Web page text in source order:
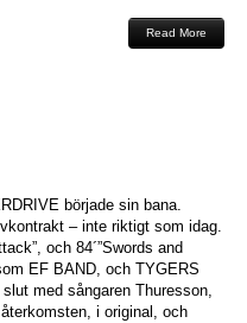
Read More
började sin bana.
– inte riktigt som idag.
och 84´”Swords and
EF BAND, och TYGERS
med sångaren Thuresson,
i original, och